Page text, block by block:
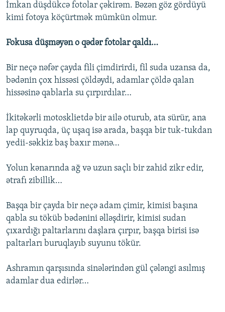
İmkan düşdükcə fotolar çəkirəm. Bəzən göz gördüyü
kimi fotoya köçürtmək mümkün olmur.
Fokusa düşməyən o qədər fotolar qaldı…
Bir neçə nəfər çayda fili çimdirirdi, fil suda uzansa da,
bədənin çox hissəsi çöldəydi, adamlar çöldə qalan
hissəsinə qablarla su çırpırdılar…
İkitəkərli motosklietdə bir ailə oturub, ata sürür, ana
lap quyruqda, üç uşaq isə arada, başqa bir tuk-tukdan
yedii-səkkiz baş baxır mənə…
Yolun kənarında ağ və uzun saçlı bir zahid zikr edir,
ətrafı zibillik…
Başqa bir çayda bir neçə adam çimir, kimisi başına
qabla su töküb bədənini əlləşdirir, kimisi sudan
çıxardığı paltarlarını daşlara çırpır, başqa birisi isə
paltarları buruqlayıb suyunu tökür.
Ashramın qarşısında sinələrindən gül çələngi asılmış
adamlar dua edirlər…